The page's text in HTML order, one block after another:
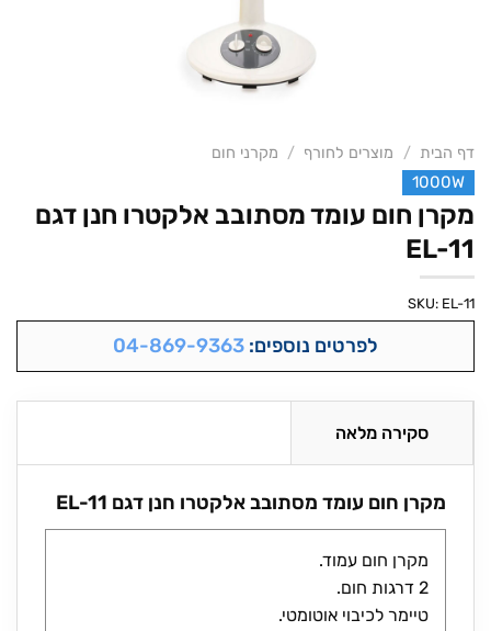
דף הבית / מוצרים לחורף / מקרני חום
1000W
מקרן חום עומד מסתובב אלקטרו חנן דגם
EL-11
SKU: EL-11
לפרטים נוספים: 04-869-9363
סקירה מלאה
מקרן חום עומד מסתובב אלקטרו חנן דגם EL-11
מקרן חום עמוד.
2 דרגות חום.
טיימר לכיבוי אוטומטי.